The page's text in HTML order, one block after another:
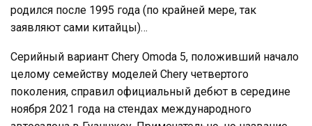
родился после 1995 года (по крайней мере, так
заявляют сами китайцы)…
Серийный вариант Chery Omoda 5, положивший начало
целому семейству моделей Chery четвертого
поколения, справил официальный дебют в середине
ноября 2021 года на стендах международного